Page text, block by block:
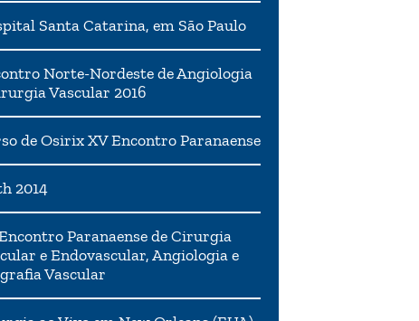
Santa Catarina, em São Paulo
Norte-Nordeste de Angiologia
Vascular 2016
de Osirix XV Encontro Paranaense
2014
Paranaense de Cirurgia
e Endovascular, Angiologia e
Vascular